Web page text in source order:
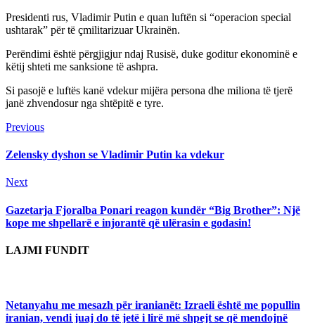
Presidenti rus, Vladimir Putin e quan luftën si “operacion special
ushtarak” për të çmilitarizuar Ukrainën.
Perëndimi është përgjigjur ndaj Rusisë, duke goditur ekonominë e
këtij shteti me sanksione të ashpra.
Si pasojë e luftës kanë vdekur mijëra persona dhe miliona të tjerë
janë zhvendosur nga shtëpitë e tyre.
Continue
Reading
PreviousPrevious
Zelensky dyshon se Vladimir Putin ka vdekur
NextNext
Gazetarja Fjoralba Ponari reagon kundër “Big Brother”: Një
kope me shpellarë e injorantë që ulërasin e godasin!
LAJMI FUNDIT
Netanyahu me mesazh për iranianët: Izraeli është me popullin
iranian, vendi juaj do të jetë i lirë më shpejt se që mendojnë